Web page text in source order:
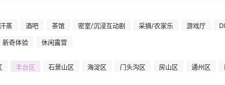
蒸 酒吧 茶馆 密室/沉浸互动剧 采摘/农家乐 游戏厅
新奇体验 休闲露营
丰台区 石景山区 海淀区 门头沟区 房山区 通州区